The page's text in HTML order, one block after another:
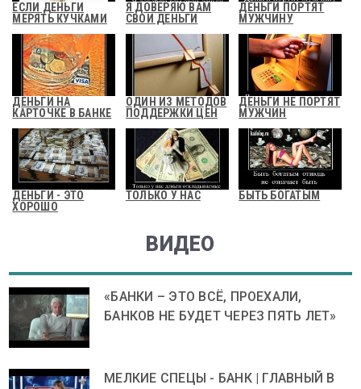
ЕСЛИ ДЕНЬГИ
МЕРЯТЬ КУЧКАМИ
Я ДОВЕРЯЮ ВАМ
СВОИ ДЕНЬГИ
ДЕНЬГИ ПОРТЯТ
МУЖЧИНУ
ДЕНЬГИ НА
КАРТОЧКЕ В БАНКЕ
ОДИН ИЗ МЕТОДОВ
ПОДДЕРЖКИ ЦЕН
ДЕНЬГИ НЕ ПОРТЯТ
МУЖЧИН
ДЕНЬГИ - ЭТО
ХОРОШО
ТОЛЬКО У НАС БЫТЬ БОГАТЫМ
ВИДЕО
«БАНКИ – ЭТО ВСЁ, ПРОЕХАЛИ,
БАНКОВ НЕ БУДЕТ ЧЕРЕЗ ПЯТЬ ЛЕТ»
МЕЛКИЕ СПЕЦЫ - БАНК | ГЛАВНЫЙ В